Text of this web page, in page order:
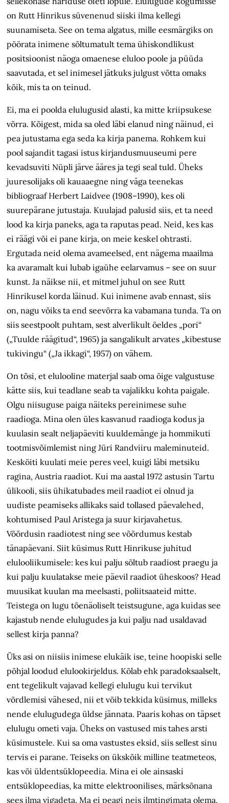
on Rutt Hinrikus süvenenud siiski ilma kellegi
suunamiseta. See on tema algatus, mille eesmärgiks on
pöörata inimene sõltumatult tema ühiskondlikust
positsioonist näoga omaenese eluloo poole ja püüda
saavutada, et sel inimesel jätkuks julgust võtta omaks
kõik, mis ta on teinud.
Ei, ma ei poolda elulugusid alasti, ka mitte kriipsukese
võrra. Kõigest, mida sa oled läbi elanud ning näinud, ei
pea jutustama ega seda ka kirja panema. Rohkem kui
pool sajandit tagasi istus kirjandusmuuseumi pere
kevadsuviti Nüpli järve ääres ja tegi seal tuld. Üheks
juuresolijaks oli kauaaegne ning väga teenekas
bibliograaf Herbert Laidvee (1908–1990), kes oli
suurepärane jutustaja. Kuulajad palusid siis, et ta need
lood ka kirja paneks, aga ta raputas pead. Neid, kes kas
ei räägi või ei pane kirja, on meie keskel ohtrasti.
Ergutada neid olema avameelsed, ent nägema maailma
ka avaramalt kui lubab igaühe eelarvamus – see on suur
kunst. Ja näikse nii, et mitmel juhul on see Rutt
Hinrikusel korda läinud. Kui inimene avab ennast, siis
on, nagu võiks ta end seevõrra ka vabamana tunda. Ta on
siis seestpoolt puhtam, sest alverlikult öeldes „pori“
(„Tuulde räägitud“, 1965) ja sangalikult arvates „kibestuse
tukivingu“ („Ja ikkagi“, 1957) on vähem.
On tõsi, et elulooline materjal saab oma õige valgustuse
kätte siis, kui teadlane seab ta vajalikku kohta paigale.
Olgu niisuguse paiga näiteks pereinimese suhe
raadioga. Mina olen üles kasvanud raadioga kodus ja
kuulasin sealt neljapäeviti kuuldemänge ja hommikuti
tootmisvõimlemist ning Jüri Randviiru maleminuteid.
Kesköiti kuulati meie peres veel, kuigi läbi metsiku
ragina, Austria raadiot. Kui ma aastal 1972 astusin Tartu
ülikooli, siis ühikatubades meil raadiot ei olnud ja
uudiste peamiseks allikaks said tollased päevalehed,
kohtumised Paul Aristega ja suur kirjavahetus.
Võõrdusin raadiotest ning see võõrdumus kestab
tänapäevani. Siit küsimus Rutt Hinrikuse juhitud
elulooliikumisele: kes kui palju sõltub raadiost praegu ja
kui palju kuulatakse meie päevil raadiot üheskoos? Head
muusikat kuulan ma meelsasti, poliitsaateid mitte.
Teistega on lugu tõenäoliselt teistsugune, aga kuidas see
kajastub nende elulugudes ja kui palju nad usaldavad
sellest kirja panna?
Üks asi on niisiis inimese elukäik ise, teine hoopiski selle
põhjal loodud elulookirjeldus. Kõlab ehk paradoksaalselt,
ent tegelikult vajavad kellegi elulugu kui tervikut
võrdlemisi vähesed, nii et võib tekkida küsimus, milleks
nende elulugudega üldse jännata. Paaris kohas on täpset
elulugu ometi vaja. Üheks on vastused mis tahes arsti
küsimustele. Kui sa oma vastustes eksid, siis sellest sinu
tervis ei parane. Teiseks on ükskõik milline teatmeteos,
kas või üldentsüklopeedia. Mina ei ole ainsaski
entsüklopeedias, ka mitte elektroonilises, märksõnana
sees ilma vigadeta. Ma ei peagi neis ilmtingimata olema,